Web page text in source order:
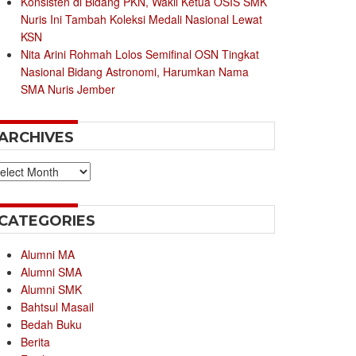
Nuris Ini Tambah Koleksi Medali Nasional Lewat
KSN
Nita Arini Rohmah Lolos Semifinal OSN Tingkat
Nasional Bidang Astronomi, Harumkan Nama
SMA Nuris Jember
Alumni MA
Alumni SMA
Alumni SMK
Bahtsul Masail
Bedah Buku
Berita